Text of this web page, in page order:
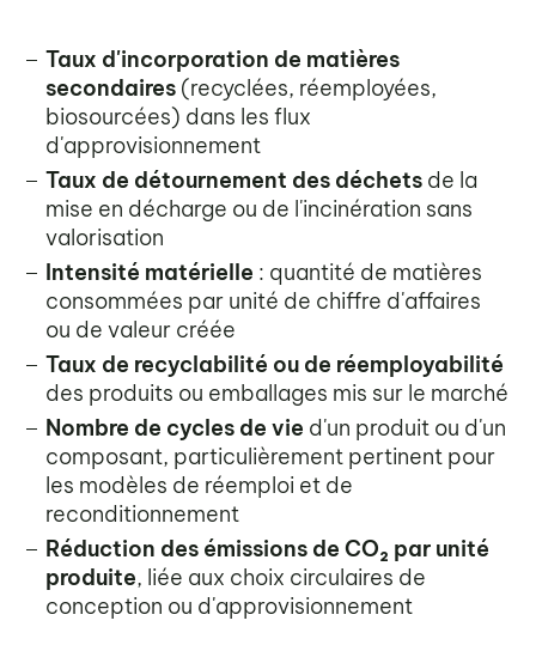
Taux d'incorporation de matières
secondaires (recyclées, réemployées,
biosourcées) dans les flux
d'approvisionnement
Taux de détournement des déchets de la
mise en décharge ou de l'incinération sans
valorisation
Intensité matérielle : quantité de matières
consommées par unité de chiffre d'affaires
ou de valeur créée
Taux de recyclabilité ou de réemployabilité
des produits ou emballages mis sur le marché
Nombre de cycles de vie d'un produit ou d'un
composant, particulièrement pertinent pour
les modèles de réemploi et de
reconditionnement
Réduction des émissions de CO₂ par unité
produite, liée aux choix circulaires de
conception ou d'approvisionnement